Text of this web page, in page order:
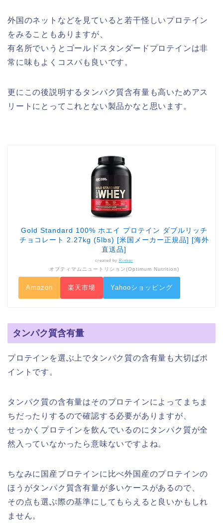
外国のネットなどを見ていると若干怪しいプロテイン
をみることもありますが、
有名所でいうとゴールドスタンダードプロテインは非
常に味もよくコスパも良いです。
更にこの後説明するタンパク質含有量も高いためアス
リートにとってこれとない製品かなと思います。
Gold Standard 100% ホエイ プロテイン ダブルリッチ
チョコレート 2.27kg (5lbs) [米国メーカー正規品] [海外
直送品]
created by Rinker
オプティマムニュートリション(Optimum Nutrition)
Amazon 楽天市場 Yahooショッピング
タンパク質含有量
プロテインを選ぶ上でタンパク質の含有量も大切ばポ
イントです。
タンパク質の含有量はそのプロテインによってまちま
ちだったりするので確認する必要がありますが、
せっかくプロテインを飲んでいるのにタンパク質が全
然入っていなかったら意味ないですよね。
ちなみに国産プロテインに比べ外国産のプロテインの
ほうがタンパク質含有量が多いケースがあるので、
その点も選ぶ際の基準にしてもらえると良いかもしれ
ません。